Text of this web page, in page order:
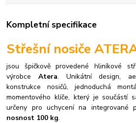
Kompletní specifikace
Střešní nosiče
jsou špičkově provedené hliníkové
výrobce Atera. Unikátní design,
konstrukce nosičů, jednoduchá
momentového klíče, který je součástí
určeny pro uchycení na integrované
nosnost 100 kg.